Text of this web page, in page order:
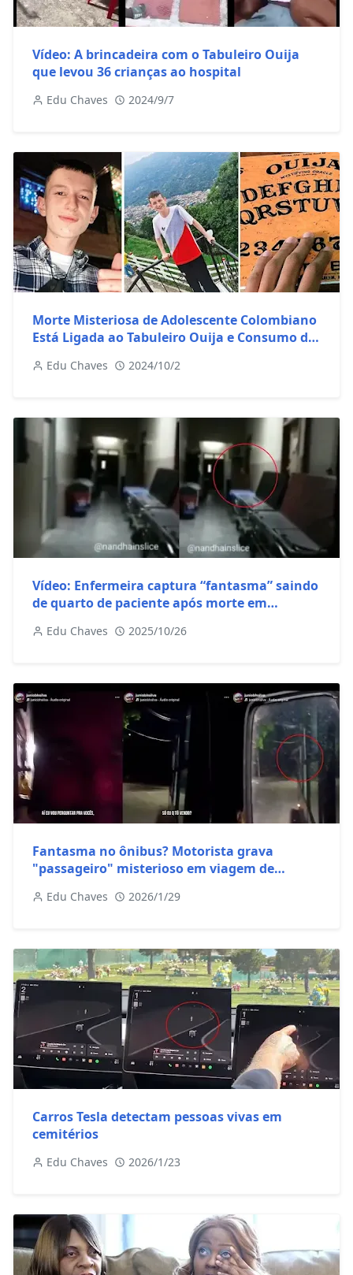
Vídeo: A brincadeira com o Tabuleiro Ouija
que levou 36 crianças ao hospital
Edu Chaves 2024/9/7
Morte Misteriosa de Adolescente Colombiano
Está Ligada ao Tabuleiro Ouija e Consumo de
Edu Chaves 2024/10/2
Vídeo: Enfermeira captura “fantasma” saindo
de quarto de paciente após morte em
Edu Chaves 2025/10/26
Fantasma no ônibus? Motorista grava
"passageiro" misterioso em viagem de
Edu Chaves 2026/1/29
Carros Tesla detectam pessoas vivas em
cemitérios
Edu Chaves 2026/1/23